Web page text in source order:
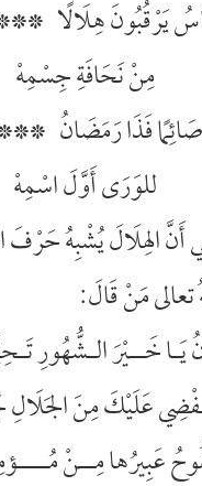
يَرْقُبُونَ هِلَالًا
مِنْ نَحَافَةِ جِسْمِهْ
فَذَا رَمَضَانُ
للوَرَى أَوَّلَ اسْمِهْ
أَنَّ الهِلَالَ يُشْبِهُ حَرْفَ
مَنْ قَالَ:
يَـا خَــيْرَ
عَلَيْكَ مِنَ الجَلَالِ
عَبِيرُها مِــنْ